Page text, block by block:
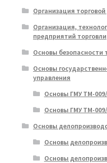
Организация
Организация,
предприятий торговли
Основы безопасности
Основы
управления
Основы ГМУ ТМ-
Основы ГМУ ТМ-
Основы
Основы
Основы